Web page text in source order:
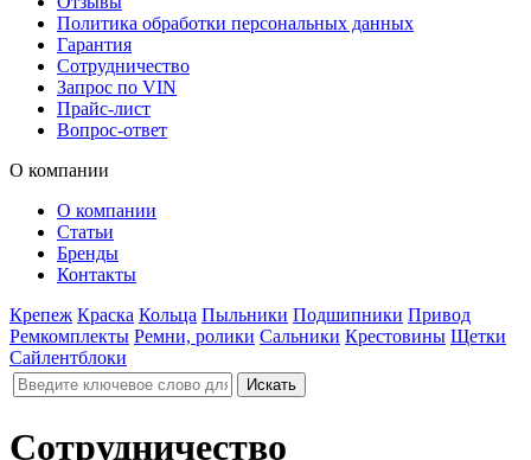
Политика обработки персональных данных
Гарантия
Сотрудничество
Запрос по VIN
Прайс-лист
Вопрос-ответ
О компании
О компании
Статьи
Бренды
Контакты
Крепеж Краска Кольца Пыльники Подшипники Привод
Ремкомплекты Ремни, ролики Сальники Крестовины Щетки
Сайлентблоки
Сотрудничество